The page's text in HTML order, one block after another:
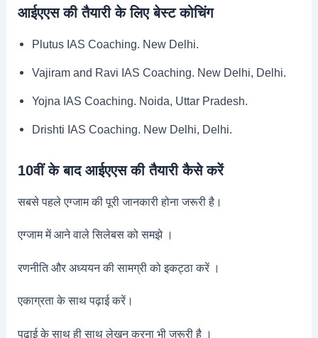
आईएएस की तैयारी के लिए बेस्ट कोचिंग
Plutus IAS Coaching. New Delhi.
Vajiram and Ravi IAS Coaching. New Delhi, Delhi.
Yojna IAS Coaching. Noida, Uttar Pradesh.
Drishti IAS Coaching. New Delhi, Delhi.
10वीं के बाद आईएएस की तैयारी कैसे करें
सबसे पहले एग्जाम की पूरी जानकारी होना जरूरी है।
एग्जाम में आने वाले सिलेबस को समझे ।
रणनीति और अध्ययन की सामग्री को इकट्ठा करें ।
एकाग्रता के साथ पढ़ाई करें।
पढ़ाई के साथ ही साथ लेखन करना भी जरूरी है ।